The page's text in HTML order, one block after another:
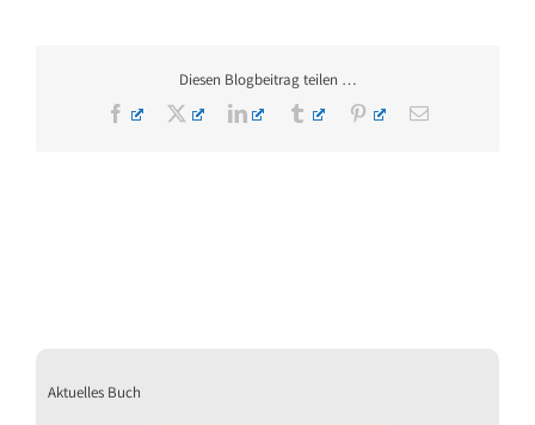
Diesen Blogbeitrag teilen …
Facebook
X LinkedInTumblr PinterestE-
Aktuelles Buch